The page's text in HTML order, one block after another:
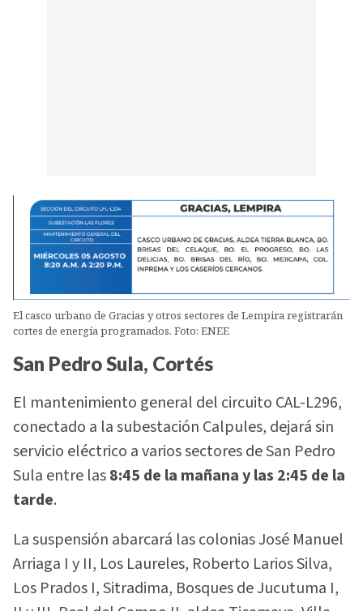
El casco urbano de Gracias y otros sectores de Lempira registrarán
cortes de energía programados. Foto: ENEE
San Pedro Sula, Cortés
El mantenimiento general del circuito CAL-L296,
conectado a la subestación Calpules, dejará sin
servicio eléctrico a varios sectores de San Pedro
Sula entre las8:45 de la mañana y las 2:45 de la
tarde.
La suspensión abarcará las colonias José Manuel
Arriaga I y II, Los Laureles, Roberto Larios Silva,
Los Prados I, Sitradima, Bosques de Jucutuma I,